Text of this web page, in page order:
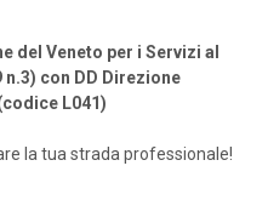
del Veneto per i Servizi al
n.3) con DD Direzione
L041)
la tua strada professionale!